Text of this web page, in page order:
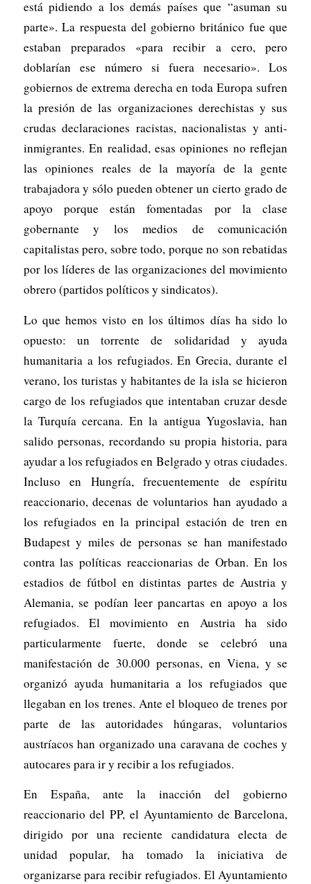
está pidiendo a los demás países que “asuman su
parte». La respuesta del gobierno británico fue que
estaban preparados «para recibir a cero, pero
doblarían ese número si fuera necesario». Los
gobiernos de extrema derecha en toda Europa sufren
la presión de las organizaciones derechistas y sus
crudas declaraciones racistas, nacionalistas y anti-
inmigrantes. En realidad, esas opiniones no reflejan
las opiniones reales de la mayoría de la gente
trabajadora y sólo pueden obtener un cierto grado de
apoyo porque están fomentadas por la clase
gobernante y los medios de comunicación
capitalistas pero, sobre todo, porque no son rebatidas
por los líderes de las organizaciones del movimiento
obrero (partidos políticos y sindicatos).
Lo que hemos visto en los últimos días ha sido lo
opuesto: un torrente de solidaridad y ayuda
humanitaria a los refugiados. En Grecia, durante el
verano, los turistas y habitantes de la isla se hicieron
cargo de los refugiados que intentaban cruzar desde
la Turquía cercana. En la antigua Yugoslavia, han
salido personas, recordando su propia historia, para
ayudar a los refugiados en Belgrado y otras ciudades.
Incluso en Hungría, frecuentemente de espíritu
reaccionario, decenas de voluntarios han ayudado a
los refugiados en la principal estación de tren en
Budapest y miles de personas se han manifestado
contra las políticas reaccionarias de Orban. En los
estadios de fútbol en distintas partes de Austria y
Alemania, se podían leer pancartas en apoyo a los
refugiados. El movimiento en Austria ha sido
particularmente fuerte, donde se celebró una
manifestación de 30.000 personas, en Viena, y se
organizó ayuda humanitaria a los refugiados que
llegaban en los trenes. Ante el bloqueo de trenes por
parte de las autoridades húngaras, voluntarios
austríacos han organizado una caravana de coches y
autocares para ir y recibir a los refugiados.
En España, ante la inacción del gobierno
reaccionario del PP, el Ayuntamiento de Barcelona,
dirigido por una reciente candidatura electa de
unidad popular, ha tomado la iniciativa de
organizarse para recibir refugiados. El Ayuntamiento